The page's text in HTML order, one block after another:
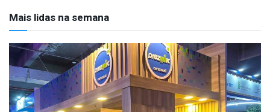
Mais lidas na semana